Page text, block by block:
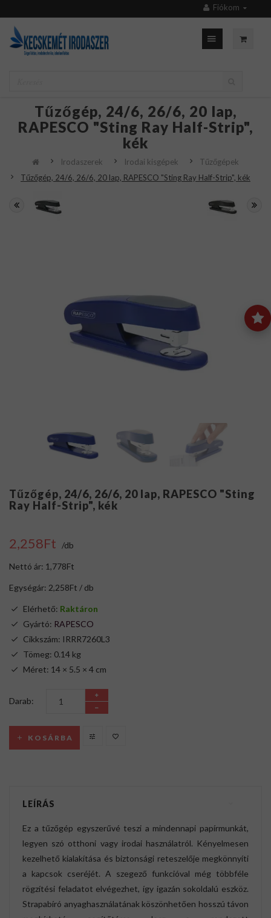
Fiókom
Tűzőgép, 24/6, 26/6, 20 lap,
RAPESCO "Sting Ray Half-Strip",
kék
Irodaszerek Irodai kisgépek
Tűzőgépek
Tűzőgép, 24/6, 26/6, 20 lap, RAPESCO "Sting Ray Half-Strip", kék
Tűzőgép, 24/6, 26/6, 20 lap, RAPESCO "Sting
Ray Half-Strip", kék
2,258Ft /db
Nettó ár: 1,778Ft
Egységár: 2,258Ft / db
Elérhető: Raktáron
Gyártó: RAPESCO
Cikkszám: IRRR7260L3
Tömeg: 0.14 kg
Méret: 14 × 5.5 × 4 cm
Darab:
KOSÁRBA
LEÍRÁS
Ez a tűzőgép egyszerűvé teszi a mindennapi papírmunkát,
legyen szó otthoni vagy irodai használatról. Kényelmesen
kezelhető kialakítása és biztonsági reteszelője megkönnyíti
a kapcsok cseréjét. A szegező funkcióval még többféle
rögzítési feladatot elvégezhet, így igazán sokoldalú eszköz.
Strapabíró anyaghasználatának köszönhetően hosszú távon